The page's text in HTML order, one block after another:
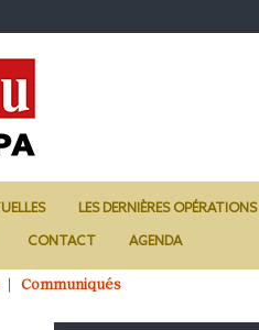
LES DERNIÈRES OPÉRATIONS
CONTACT AGENDA
Communiqués